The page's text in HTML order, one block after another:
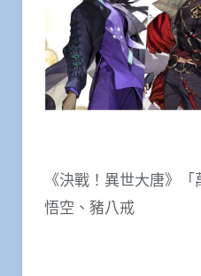
《決戰！異世大唐》
悟空、豬八戒